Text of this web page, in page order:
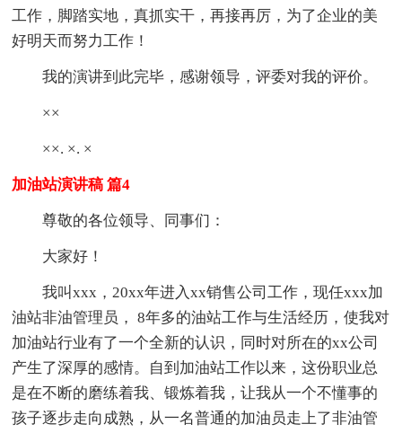
工作，脚踏实地，真抓实干，再接再厉，为了企业的美
好明天而努力工作！
我的演讲到此完毕，感谢领导，评委对我的评价。
××
××. ×. ×
加油站演讲稿 篇4
尊敬的各位领导、同事们：
大家好！
我叫xxx，20xx年进入xx销售公司工作，现任xxx加
油站非油管理员， 8年多的油站工作与生活经历，使我对
加油站行业有了一个全新的认识，同时对所在的xx公司
产生了深厚的感情。自到加油站工作以来，这份职业总
是在不断的磨练着我、锻炼着我，让我从一个不懂事的
孩子逐步走向成熟，从一名普通的加油员走上了非油管